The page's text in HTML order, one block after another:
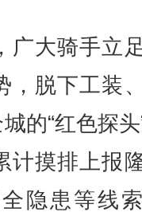
大骑手立
，脱下工装
的“红色探
计摸排上报
隐患等线